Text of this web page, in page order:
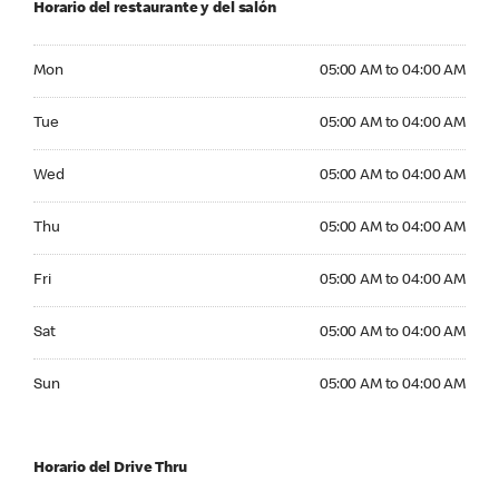
Horario del restaurante y del salón
Mon 05:00 AM to 04:00 AM
Tue 05:00 AM to 04:00 AM
Wed 05:00 AM to 04:00 AM
Thu 05:00 AM to 04:00 AM
Fri 05:00 AM to 04:00 AM
Sat 05:00 AM to 04:00 AM
Sun 05:00 AM to 04:00 AM
Horario del Drive Thru